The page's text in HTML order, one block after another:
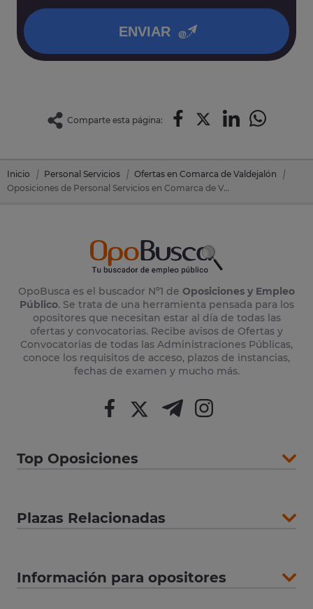
ENVIAR
Comparte esta página:
Inicio Personal Servicios
Ofertas en Comarca de Valdejalón
Oposiciones de Personal Servicios en Comarca de Valdejalón (Zaragoza)
OpoBusca es el buscador Nº1 de Oposiciones y Empleo
Público. Se trata de una herramienta pensada para los
opositores que necesitan estar al día de todas las
ofertas y convocatorias. Recibe avisos de Ofertas y
Convocatorias de todas las Administraciones Públicas,
conoce los requisitos de acceso, plazos de instancias,
fechas de examen y mucho más.
Top Oposiciones
Plazas Relacionadas
Información para opositores